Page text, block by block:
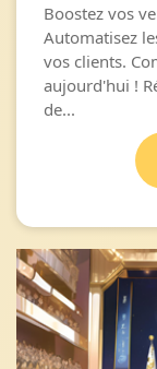
Boostez vos
Automatisez
vos clients.
aujourd'hui !
de...